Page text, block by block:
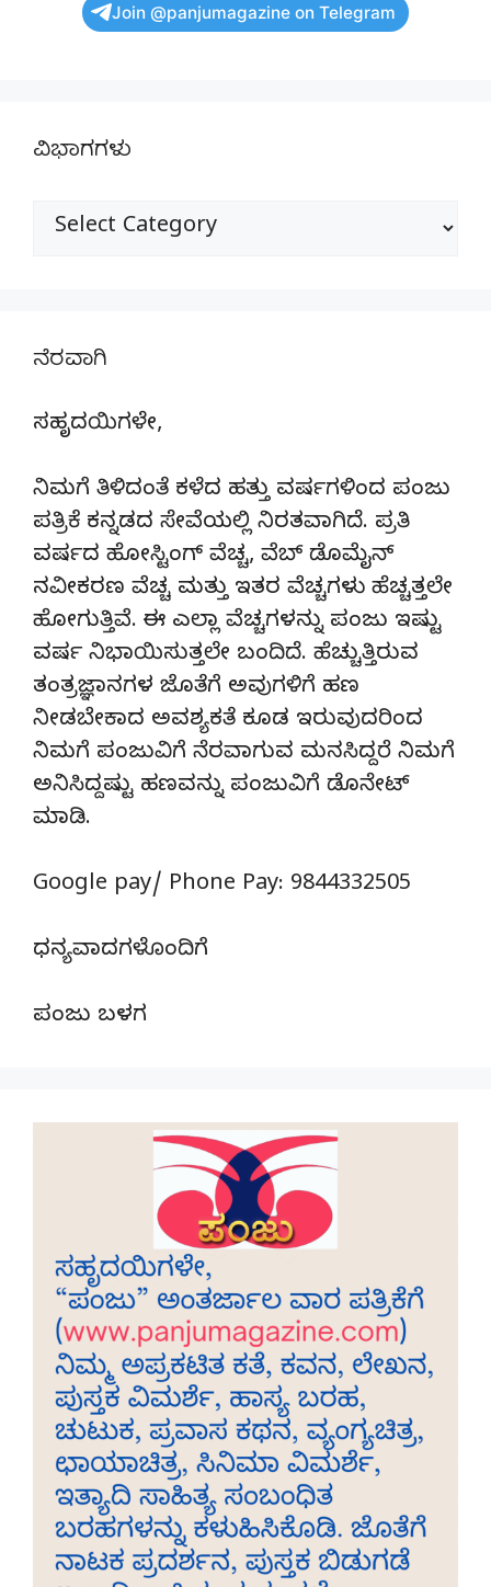
Join @panjumagazine on Telegram
ವಿಭಾಗಗಳು
ವಿಭಾಗಗಳು
ನೆರವಾಗಿ
ಸಹೃದಯಿಗಳೇ,
ನಿಮಗೆ ತಿಳಿದಂತೆ ಕಳೆದ ಹತ್ತು ವರ್ಷಗಳಿಂದ ಪಂಜು
ಪತ್ರಿಕೆ ಕನ್ನಡದ ಸೇವೆಯಲ್ಲಿ ನಿರತವಾಗಿದೆ. ಪ್ರತಿ
ವರ್ಷದ ಹೋಸ್ಟಿಂಗ್‌ ವೆಚ್ಚ, ವೆಬ್‌ ಡೊಮೈನ್‌
ನವೀಕರಣ ವೆಚ್ಚ ಮತ್ತು ಇತರ ವೆಚ್ಚಗಳು ಹೆಚ್ಚತ್ತಲೇ
ಹೋಗುತ್ತಿವೆ. ಈ ಎಲ್ಲಾ ವೆಚ್ಚಗಳನ್ನು ಪಂಜು ಇಷ್ಟು
ವರ್ಷ ನಿಭಾಯಿಸುತ್ತಲೇ ಬಂದಿದೆ. ಹೆಚ್ಚುತ್ತಿರುವ
ತಂತ್ರಜ್ಞಾನಗಳ ಜೊತೆಗೆ ಅವುಗಳಿಗೆ ಹಣ
ನೀಡಬೇಕಾದ ಅವಶ್ಯಕತೆ ಕೂಡ ಇರುವುದರಿಂದ
ನಿಮಗೆ ಪಂಜುವಿಗೆ ನೆರವಾಗುವ ಮನಸಿದ್ದರೆ ನಿಮಗೆ
ಅನಿಸಿದ್ದಷ್ಟು ಹಣವನ್ನು ಪಂಜುವಿಗೆ ಡೊನೇಟ್‌
ಮಾಡಿ.
Google pay/ Phone Pay: 9844332505
ಧನ್ಯವಾದಗಳೊಂದಿಗೆ
ಪಂಜು ಬಳಗ